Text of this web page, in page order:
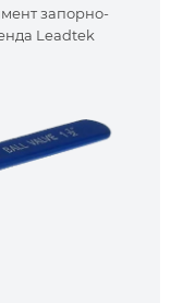
запорно-
Leadtek